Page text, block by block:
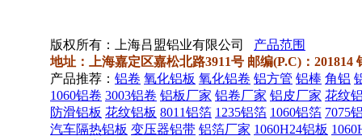
版权所有：上海吕盟铝业有限公司 产品范围
地址：上海嘉定区嘉松北路3911号 邮编(P.C)：201814
产品推荐： 铝卷 氧化铝板 氧化铝卷 铝方管 铝棒 角铝
1060铝卷 3003铝卷 铝板厂家 铝卷厂家 铝皮厂家 花纹
防滑铝板 花纹铝板 8011铝箔 1235铝箔 1060铝箔 7075
汽车隔热铝板 变压器铝带 铝箔厂家 1060H24铝板